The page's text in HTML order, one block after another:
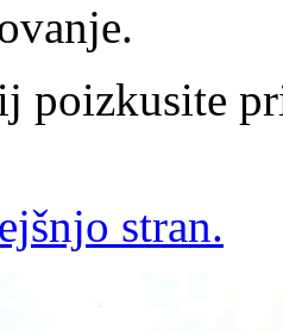
poizkusite
stran.